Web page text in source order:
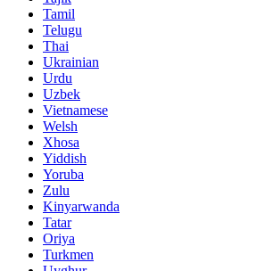
Tamil
Telugu
Thai
Ukrainian
Urdu
Uzbek
Vietnamese
Welsh
Xhosa
Yiddish
Yoruba
Zulu
Kinyarwanda
Tatar
Oriya
Turkmen